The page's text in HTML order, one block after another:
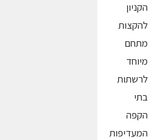
הקניון
להקצות
מתחם
מיוחד
לרשתות
בתי
הקפה
המעדיפות